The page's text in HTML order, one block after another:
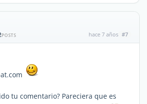
POSTS hace 7 años #7
tu comentario? Pareciera que es